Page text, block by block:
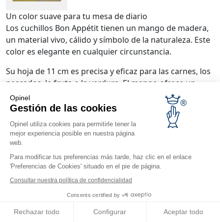
Opinel
Gestión de las cookies
Opinel utiliza cookies para permitirle tener la
mejor experiencia posible en nuestra página
web.
Para modificar tus preferencias más tarde, haz clic en el enlace
'Preferencias de Cookies' situado en el pie de página.
Consultar nuestra política de confidencialidad
Consents certified by
Rechazar todo Configurar Aceptar todo
Un color suave para tu mesa de diario
Los cuchillos Bon Appétit tienen un mango de madera,
un material vivo, cálido y símbolo de la naturaleza. Este
color es elegante en cualquier circunstancia.
Su hoja de 11 cm es precisa y eficaz para las carnes, los
pescados, la fruta o la verdura. El mango ofrece un
agarre agradable.